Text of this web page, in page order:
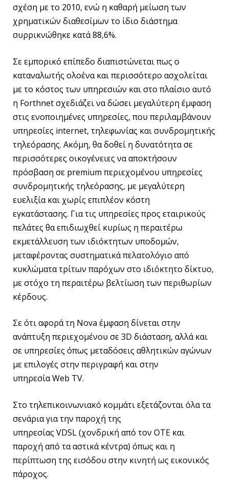
σχέση με το 2010, ενώ η καθαρή μείωση των
χρηματικών διαθεσίμων το ίδιο διάστημα
συρρικνώθηκε κατά 88,6%.
Σε εμπορικό επίπεδο διαπιστώνεται πως ο
καταναλωτής ολοένα και περισσότερο ασχολείται
με το κόστος των υπηρεσιών και στο πλαίσιο αυτό
η Forthnet σχεδιάζει να δώσει μεγαλύτερη έμφαση
στις ενοποιημένες υπηρεσίες, που περιλαμβάνουν
υπηρεσίες internet, τηλεφωνίας και συνδρομητικής
τηλεόρασης. Ακόμη, θα δοθεί η δυνατότητα σε
περισσότερες οικογένειες να αποκτήσουν
πρόσβαση σε premium περιεχομένου υπηρεσίες
συνδρομητικής τηλεόρασης, με μεγαλύτερη
ευελιξία και χωρίς επιπλέον κόστη
εγκατάστασης. Για τις υπηρεσίες προς εταιρικούς
πελάτες θα επιδιωχθεί κυρίως η περαιτέρω
εκμετάλλευση των ιδιόκτητων υποδομών,
μεταφέροντας συστηματικά πελατολόγιο από
κυκλώματα τρίτων παρόχων στο ιδιόκτητο δίκτυο,
με στόχο τη περαιτέρω βελτίωση των περιθωρίων
κέρδους.
Σε ότι αφορά τη Nova έμφαση δίνεται στην
ανάπτυξη περιεχομένου σε 3D διάσταση, αλλά και
σε υπηρεσίες όπως μεταδόσεις αθλητικών αγώνων
με επιλογές στην περιγραφή και στην
υπηρεσία Web TV.
Στο τηλεπικοινωνιακό κομμάτι εξετάζονται όλα τα
σενάρια για την παροχή της
υπηρεσίας VDSL (χονδρική από τον ΟΤΕ και
παροχή από τα αστικά κέντρα) όπως και η
περίπτωση της εισόδου στην κινητή ως εικονικός
πάροχος.